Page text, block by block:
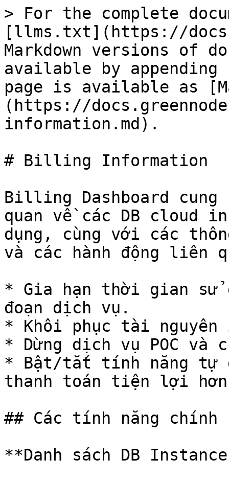
> For the complete
[llms.txt](https://
Markdown versions of
available by
page is available as
(https://
information.md).
# Billing Information
Billing Dashboard
quan về các DB cloud
dụng, cùng với các
và các hành động liên
* Gia hạn thời gian sử
đoạn dịch vụ.
* Khôi phục tài
* Dừng dịch vụ POC và
* Bật/tắt tính năng tự
thanh toán tiện lợi
## Các tính năng chính
**Danh sách DB